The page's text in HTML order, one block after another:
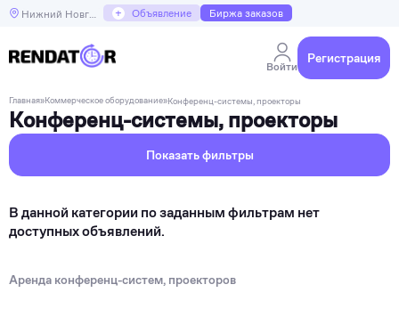
Нижний Новгород + Объявление Биржа заказов
Войти
Регистрация
Главная»Коммерческое оборудование»Конференц-системы, проекторы
Конференц-системы, проекторы
Показать фильтры
В данной категории по заданным фильтрам нет
доступных объявлений.
Аренда конференц-систем, проекторов